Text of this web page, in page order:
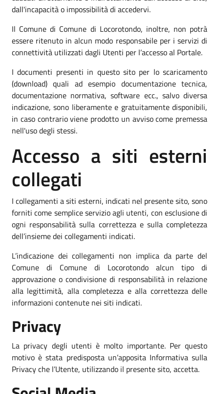
dall'incapacità o impossibilità di accedervi.
Il Comune di Comune di Locorotondo, inoltre, non potrà
essere ritenuto in alcun modo responsabile per i servizi di
connettività utilizzati dagli Utenti per l’accesso al Portale.
I documenti presenti in questo sito per lo scaricamento
(download) quali ad esempio documentazione tecnica,
documentazione normativa, software ecc., salvo diversa
indicazione, sono liberamente e gratuitamente disponibili,
in caso contrario viene prodotto un avviso come premessa
nell'uso degli stessi.
Accesso a siti esterni
collegati
I collegamenti a siti esterni, indicati nel presente sito, sono
forniti come semplice servizio agli utenti, con esclusione di
ogni responsabilità sulla correttezza e sulla completezza
dell’insieme dei collegamenti indicati.
L’indicazione dei collegamenti non implica da parte del
Comune di Comune di Locorotondo alcun tipo di
approvazione o condivisione di responsabilità in relazione
alla legittimità, alla completezza e alla correttezza delle
informazioni contenute nei siti indicati.
Privacy
La privacy degli utenti è molto importante. Per questo
motivo è stata predisposta un’apposita Informativa sulla
Privacy che l’Utente, utilizzando il presente sito, accetta.